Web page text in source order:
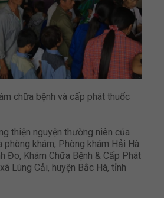
chữa bệnh và cấp phát thuốc
thiện nguyện thường niên của
phòng khám, Phòng khám Hải Hà
Đo, Khám Chữa Bệnh & Cấp Phát
Lùng Cải, huyện Bắc Hà, tỉnh